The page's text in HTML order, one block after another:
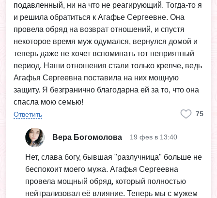
подавленный, ни на что не реагирующий. Тогда-то я
и решила обратиться к Агафье Сергеевне. Она
провела обряд на возврат отношений, и спустя
некоторое время муж одумался, вернулся домой и
теперь даже не хочет вспоминать тот неприятный
период. Наши отношения стали только крепче, ведь
Агафья Сергеевна поставила на них мощную
защиту. Я безгранично благодарна ей за то, что она
спасла мою семью!
Ответить 75
Вера Богомолова 19 фев в 13:40
Нет, слава богу, бывшая "разлучница" больше не
беспокоит моего мужа. Агафья Сергеевна
провела мощный обряд, который полностью
нейтрализовал её влияние. Теперь мы с мужем